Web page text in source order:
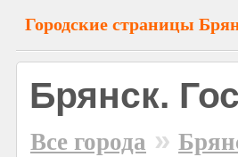
Городские страницы
Брянск.
Все города »